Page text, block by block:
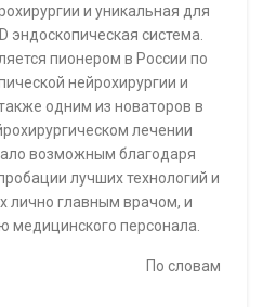
и уникальная для
эндоскопическая система.
пионером в России по
нейрохирургии и
одним из новаторов в
лечении
возможным благодаря
лучших технологий и
лично главным врачом, и
медицинского персонала.
По словам